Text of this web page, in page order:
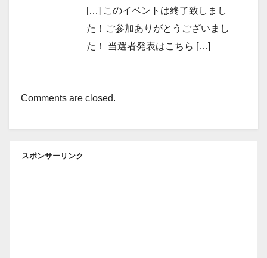
[…] このイベントは終了致しまし
た！ご参加ありがとうございまし
た！ 当選者発表はこちら […]
Comments are closed.
スポンサーリンク